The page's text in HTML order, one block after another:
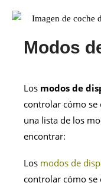
Modos
Los modos de
controlar cómo
una lista de los
encontrar:
Los modos de
controlar cómo